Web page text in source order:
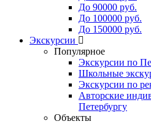
До 90000 руб.
До 100000 руб.
До 150000 руб.
Экскурсии
Популярное
Экскурсии по
Школьные
Экскурсии по
Авторские
Петербургу
Объекты